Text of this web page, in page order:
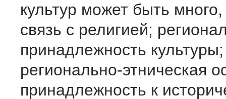
культур может быть
связь с религией;
принадлежность культуры;
регионально-этническая
принадлежность к